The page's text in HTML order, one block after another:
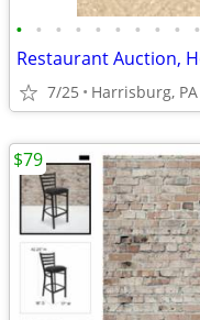
• • • • • • • • • •
7/25 Harrisburg, PA
$79